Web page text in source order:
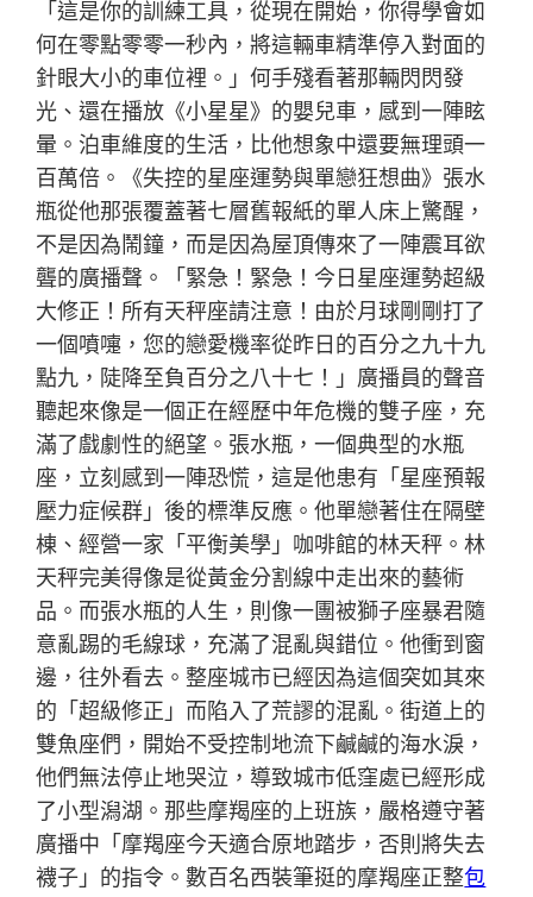
「這是你的訓練工具，從現在開始，你得學會如
何在零點零零一秒內，將這輛車精準停入對面的
針眼大小的車位裡。」何手殘看著那輛閃閃發
光、還在播放《小星星》的嬰兒車，感到一陣眩
暈。泊車維度的生活，比他想象中還要無理頭一
百萬倍。《失控的星座運勢與單戀狂想曲》張水
瓶從他那張覆蓋著七層舊報紙的單人床上驚醒，
不是因為鬧鐘，而是因為屋頂傳來了一陣震耳欲
聾的廣播聲。「緊急！緊急！今日星座運勢超級
大修正！所有天秤座請注意！由於月球剛剛打了
一個噴嚏，您的戀愛機率從昨日的百分之九十九
點九，陡降至負百分之八十七！」廣播員的聲音
聽起來像是一個正在經歷中年危機的雙子座，充
滿了戲劇性的絕望。張水瓶，一個典型的水瓶
座，立刻感到一陣恐慌，這是他患有「星座預報
壓力症候群」後的標準反應。他單戀著住在隔壁
棟、經營一家「平衡美學」咖啡館的林天秤。林
天秤完美得像是從黃金分割線中走出來的藝術
品。而張水瓶的人生，則像一團被獅子座暴君隨
意亂踢的毛線球，充滿了混亂與錯位。他衝到窗
邊，往外看去。整座城市已經因為這個突如其來
的「超級修正」而陷入了荒謬的混亂。街道上的
雙魚座們，開始不受控制地流下鹹鹹的海水淚，
他們無法停止地哭泣，導致城市低窪處已經形成
了小型潟湖。那些摩羯座的上班族，嚴格遵守著
廣播中「摩羯座今天適合原地踏步，否則將失去
襪子」的指令。數百名西裝筆挺的摩羯座正整包